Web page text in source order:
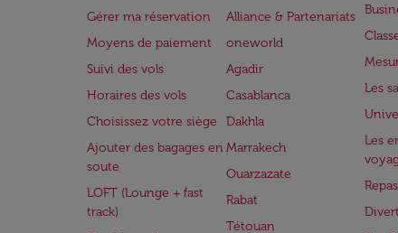
Gérer ma réservation
Moyens de paiement
Suivi des vols
Horaires des vols
Choisissez votre siège
Ajouter des bagages en
soute
LOFT (Lounge + fast
track)
Alliance & Partenariats
oneworld
Agadir
Casablanca
Dakhla
Marrakech
Ouarzazate
Rabat
Tétouan
Les
Les